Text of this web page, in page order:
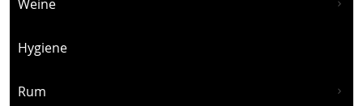
Weine
Hygiene
Rum